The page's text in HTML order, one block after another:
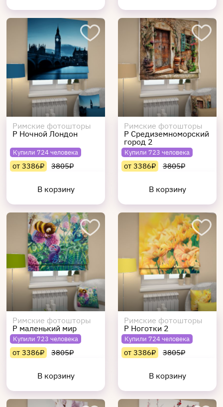
Римские фотошторы
Р Ночной Лондон
Купили 724 человека
от 3386₽ 3805₽
В корзину
Римские фотошторы
Р Средиземноморский
город 2
Купили 723 человека
от 3386₽ 3805₽
В корзину
Римские фотошторы
Р маленький мир
Купили 723 человека
от 3386₽ 3805₽
В корзину
Римские фотошторы
Р Ноготки 2
Купили 724 человека
от 3386₽ 3805₽
В корзину